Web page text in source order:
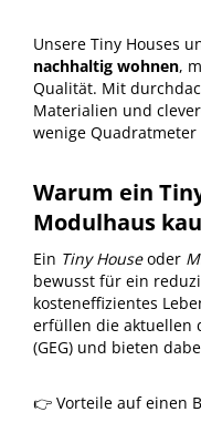
Unsere Tiny Houses
nachhaltig wohnen,
Qualität. Mit
Materialien und
wenige
Warum ein
Modulhaus
Ein Tiny Houseoder
bewusst für ein
kosteneffizientes
erfüllen die aktuellen
(GEG) und bieten
👉 Vorteile auf einen